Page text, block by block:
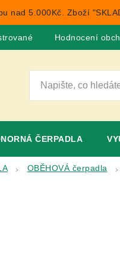
nad 5.000Kč. Zboží
Hodnocení
ČERPADLA
OBĚHOVÁ čerpadla